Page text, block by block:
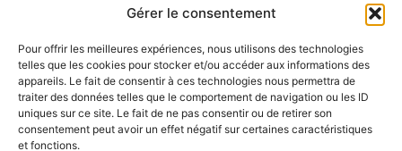
Gérer le consentement
Pour offrir les meilleures expériences, nous utilisons des technologies
telles que les cookies pour stocker et/ou accéder aux informations des
appareils. Le fait de consentir à ces technologies nous permettra de
traiter des données telles que le comportement de navigation ou les ID
uniques sur ce site. Le fait de ne pas consentir ou de retirer son
consentement peut avoir un effet négatif sur certaines caractéristiques
et fonctions.
posées.
Quelle différence entre une session
inter-entreprises et une formation intra ?